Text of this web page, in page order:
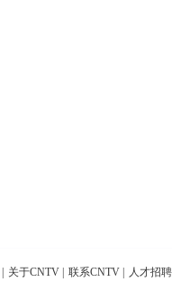
关于CNTV 联系CNTV 人才招聘